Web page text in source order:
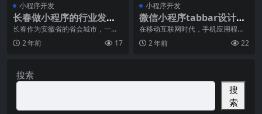
小程序开发
长春做小程序的行业发展
状况和竞争态势分析
长春作为安徽省的省会城市，一直
以来在科技创新和互联网发展方面
非常活跃。随着小程序
2 年前 17
小程序开发
微信小程序tabbar设计的
灵感来源
在移动互联网时代，手机应用程序
已经成为人们生活中不可或缺的一
部分。无论是购物、社
2 年前 22
搜索
搜
索